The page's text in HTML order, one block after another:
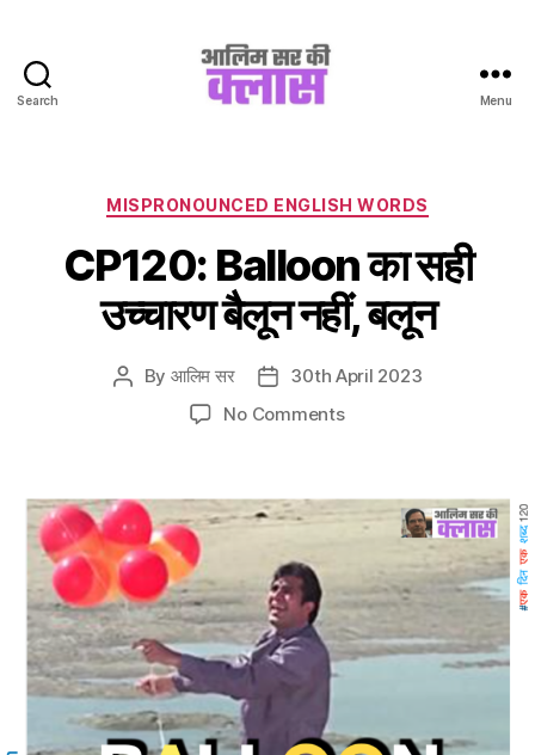
Search
Class
Menu
Categories
MISPRONOUNCED ENGLISH WORDS
CP120: Balloon का सही
उच्चारण बैलून नहीं, बलून
Post
By आलिम सर
Post30th April 2023
No Commentson
सही
नहीं,